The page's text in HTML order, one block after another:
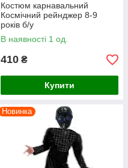
Костюм карнавальний
Космічний рейнджер 8-9
років б/у
В наявності 1 од.
410 ₴
Купити
Новинка